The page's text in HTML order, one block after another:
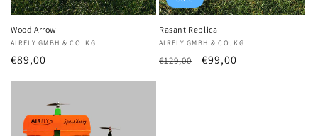
Wood Arrow
Anbieter:
AIRFLY GMBH & CO. KG
Normaler
€89,00
Rasant Replica
Anbieter:
AIRFLY GMBH & CO. KG
Normaler
€129,00 Verkaufspreis
€99,00